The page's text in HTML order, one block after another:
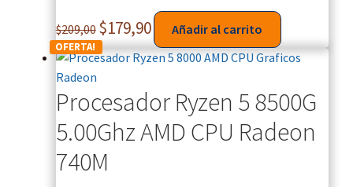
$209,00 $179,90 Añadir al carrito
OFERTA!
Procesador Ryzen 5 8500G
5.00Ghz AMD CPU Radeon
740M